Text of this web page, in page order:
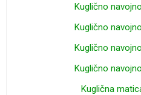
Kuglično
Kuglično
Kuglično
Kuglično
Kuglična